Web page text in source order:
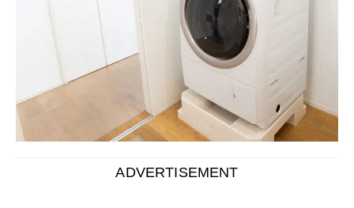
洗濯機は、容量が細かく分かれており、自分の家族には